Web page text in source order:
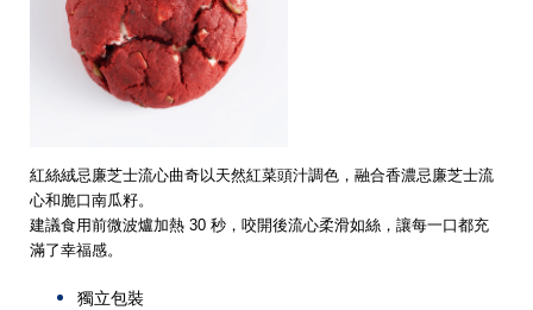
紅絲絨忌廉芝士流心曲奇以天然紅菜頭汁調色，融合香濃忌廉芝士流
心和脆口南瓜籽。
建議食用前微波爐加熱 30 秒，咬開後流心柔滑如絲，讓每一口都充
滿了幸福感。
獨立包裝